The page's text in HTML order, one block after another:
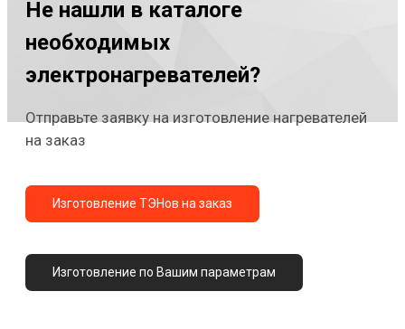
Не нашли в каталоге
необходимых
электронагревателей?
Отправьте заявку на изготовление нагревателей
на заказ
Изготовление ТЭНов на заказ
Изготовление по Вашим параметрам